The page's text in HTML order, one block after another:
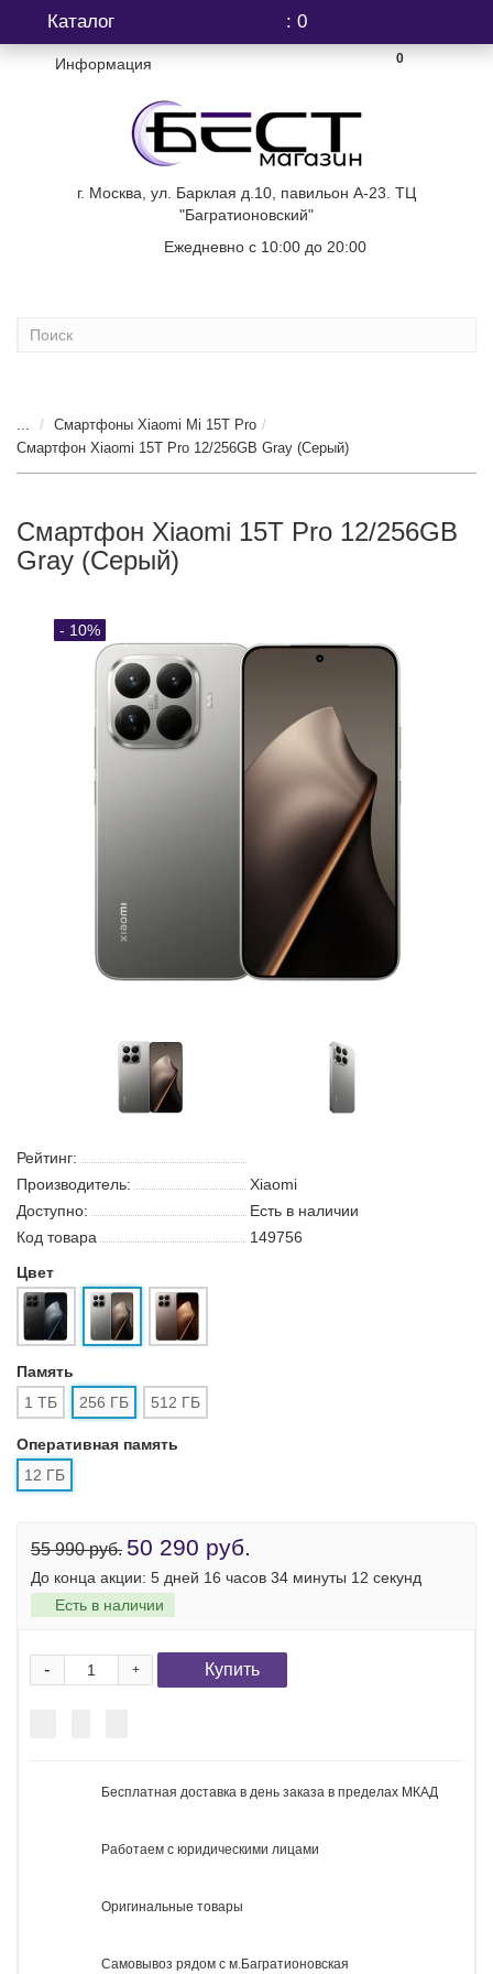
Информация 0
г. Москва, ул. Барклая д.10, павильон А-23. ТЦ
"Багратионовский"
Ежедневно с 10:00 до 20:00
Каталог : 0
...
Смартфоны Xiaomi Mi 15T Pro
Смартфон Xiaomi 15T Pro 12/256GB Gray (Серый)
Смартфон Xiaomi 15T Pro 12/256GB
Gray (Серый)
- 10%
Рейтинг:
Производитель:
Xiaomi
Доступно:
Есть в наличии
Код товара
149756
Цвет
Память
1 ТБ
256 ГБ 512 ГБ
Оперативная память
12 ГБ
55 990 руб. 50 290 руб.
До конца акции:5 дней 16 часов 34 минуты 12 секунд
Есть в наличии
+
- Купить
Бесплатная доставка в день заказа в пределах МКАД
Работаем с юридическими лицами
Оригинальные товары
Самовывоз рядом с м.Багратионовская